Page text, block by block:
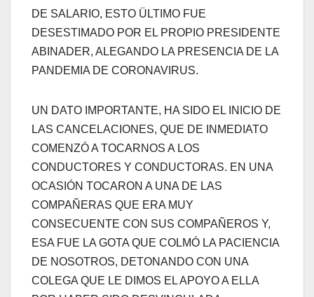
DE SALARIO, ESTO ÜLTIMO FUE
DESESTIMADO POR EL PROPIO PRESIDENTE
ABINADER, ALEGANDO LA PRESENCIA DE LA
PANDEMIA DE CORONAVIRUS.
UN DATO IMPORTANTE, HA SIDO EL INICIO DE
LAS CANCELACIONES, QUE DE INMEDIATO
COMENZÓ A TOCARNOS A LOS
CONDUCTORES Y CONDUCTORAS. EN UNA
OCASIÓN TOCARON A UNA DE LAS
COMPAÑERAS QUE ERA MUY
CONSECUENTE CON SUS COMPAÑEROS Y,
ESA FUE LA GOTA QUE COLMÓ LA PACIENCIA
DE NOSOTROS, DETONANDO CON UNA
COLEGA QUE LE DIMOS EL APOYO A ELLA